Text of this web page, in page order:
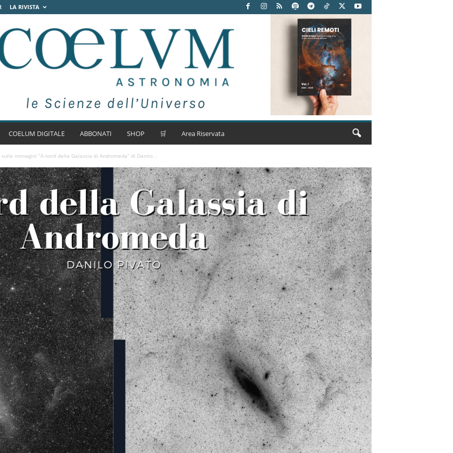
LA RIVISTA
COELUM DIGITALE ABBONATI SHOP 🛒 Area Riservata
immagini “A nord della Galassia di Andromeda” di Danilo...